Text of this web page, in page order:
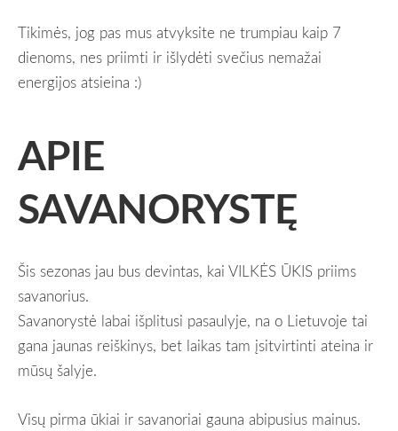
Tikimės, jog pas mus atvyksite ne trumpiau kaip 7
dienoms, nes priimti ir išlydėti svečius nemažai
energijos atsieina :)
APIE
SAVANORYSTĘ
Šis sezonas jau bus devintas, kai VILKĖS ŪKIS priims
savanorius.
Savanorystė labai išplitusi pasaulyje, na o Lietuvoje tai
gana jaunas reiškinys, bet laikas tam įsitvirtinti ateina ir
mūsų šalyje.
Visų pirma ūkiai ir savanoriai gauna abipusius mainus.